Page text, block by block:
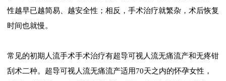
性越早已越简易、越安全性；相反，手术治疗就繁杂，术后恢复
时间也就慢。
常见的初期人流手术手术治疗有超导可视人流无痛流产和无疼钳
刮术二种。超导可视人流无痛流产适用70天之内的怀孕女性，